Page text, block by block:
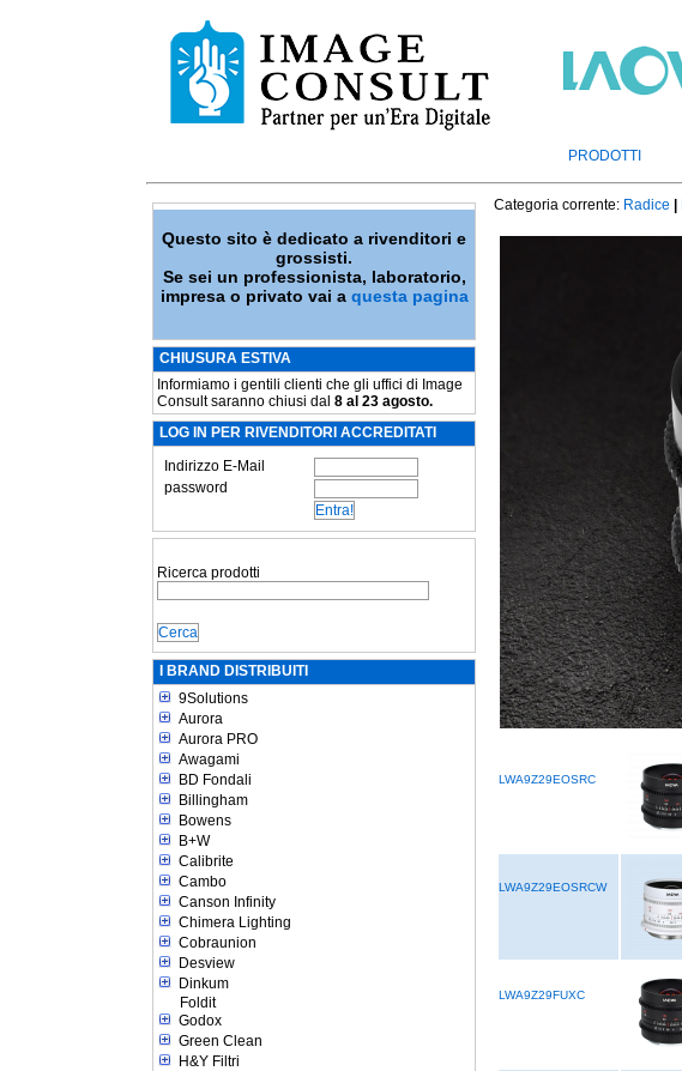
PRODOTTI
Questo sito è dedicato a rivenditori e
grossisti.
Se sei un professionista, laboratorio,
impresa o privato vai a questa pagina
CHIUSURA ESTIVA
Informiamo i gentili clienti che gli uffici di Image
Consult saranno chiusi dal 8 al 23 agosto.
LOG IN PER RIVENDITORI ACCREDITATI
Indirizzo E-Mail
password
Ricerca prodotti
I BRAND DISTRIBUITI
9Solutions
Aurora
Aurora PRO
Awagami
BD Fondali
Billingham
Bowens
B+W
Calibrite
Cambo
Canson Infinity
Chimera Lighting
Cobraunion
Desview
Dinkum
Foldit
Godox
Green Clean
H&Y Filtri
Categoria corrente: Radice
LWA9Z29EOSRC
LWA9Z29EOSRCW
LWA9Z29FUXC